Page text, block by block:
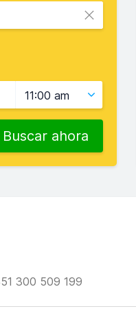
11:00 am
Buscar ahora
300 509 199